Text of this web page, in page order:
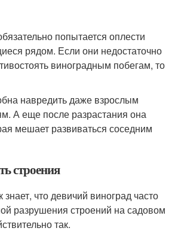
попытается оплести
рядом. Если они недостаточно
виноградным побегам, то
навредить даже взрослым
А еще после разрастания она
мешает развиваться соседним
строения
что девичий виноград часто
разрушения строений на садовом
так.